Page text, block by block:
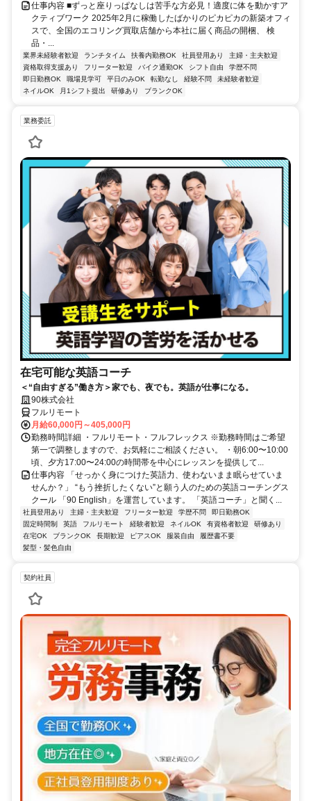
仕事内容 ■ずっと座りっぱなしは苦手な方必見！適度に体を動かすア
クティブワーク 2025年2月に稼働したばかりのピカピカの新築オフィ
スで、全国のエコリング買取店舗から本社に届く商品の開梱、 検
品・...
業界未経験者歓迎 ランチタイム 扶養内勤務OK 社員登用あり
主婦・主夫歓迎
資格取得支援あり
フリーター歓迎 バイク通勤OK シフト自由
学歴不問
即日勤務OK
職場見学可 平日のみOK 転勤なし 経験不問
未経験者歓迎
ネイルOK
月1シフト提出 研修あり ブランクOK
業務委託
在宅可能な英語コーチ
＜“自由すぎる”働き方＞家でも、夜でも。英語が仕事になる。
90株式会社
フルリモート
月給60,000円～405,000円
勤務時間詳細 ・フルリモート・フルフレックス ※勤務時間はご希望
第一で調整しますので、お気軽にご相談ください。 ・朝6:00〜10:00
頃、夕方17:00〜24:00の時間帯を中心にレッスンを提供して...
仕事内容 「せっかく身につけた英語力、使わないまま眠らせていま
せんか？」 “もう挫折したくない”と願う人のための英語コーチングス
クール 「90 English」を運営しています。 「英語コーチ」と聞く...
社員登用あり 主婦・主夫歓迎 フリーター歓迎 学歴不問
即日勤務OK
固定時間制
英語 フルリモート 経験者歓迎 ネイルOK 有資格者歓迎
研修あり
在宅OK
ブランクOK 長期歓迎 ピアスOK 服装自由
履歴書不要
髪型・髪色自由
契約社員